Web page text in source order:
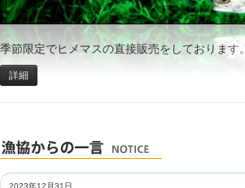
季節限定でヒメマスの直接販売をしております。
詳細
2023年12月31日